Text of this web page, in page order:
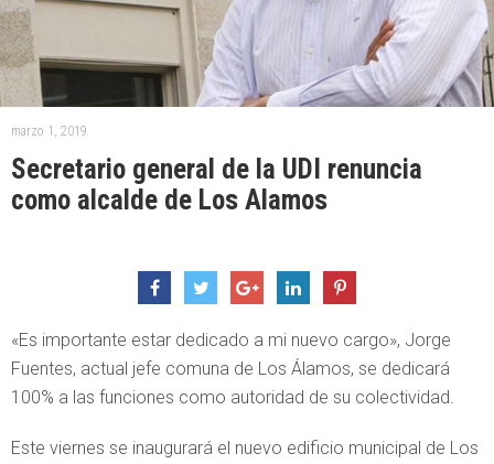
marzo 1, 2019
Secretario general de la UDI renuncia
como alcalde de Los Alamos
«Es importante estar dedicado a mi nuevo cargo», Jorge
Fuentes, actual jefe comuna de Los Álamos, se dedicará
100% a las funciones como autoridad de su colectividad.
Este viernes se inaugurará el nuevo edificio municipal de Los